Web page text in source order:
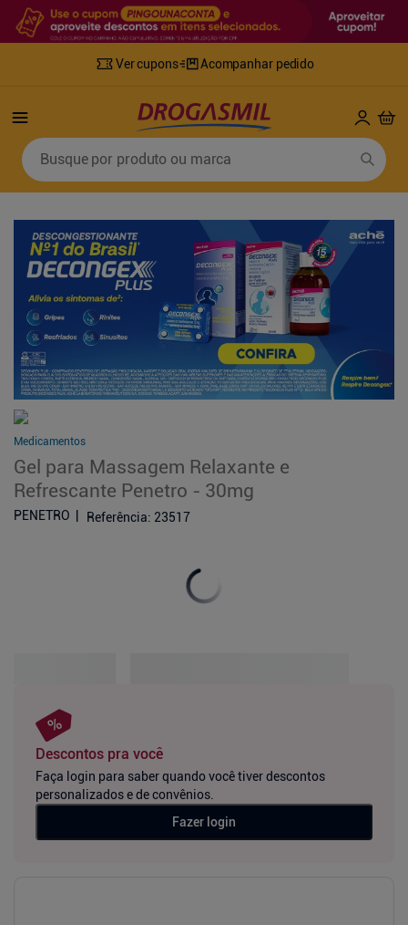
Ver cupons Acompanhar pedido
Busque por produto ou marca
Medicamentos
Gel para Massagem Relaxante e
Refrescante Penetro - 30mg
PENETRO Referência: 23517
Descontos pra você
Faça login para saber quando você tiver descontos
personalizados e de convênios.
Fazer login
Termos mais buscados
3º
retinol
4º
fralda geriatrica
5º mounjaro
8º
tylenol
9º
fralda xg
10º shampoo